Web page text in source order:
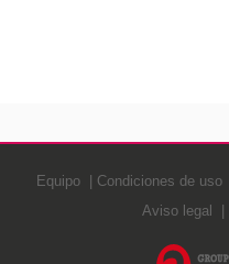
Equipo Condiciones de uso
Aviso legal